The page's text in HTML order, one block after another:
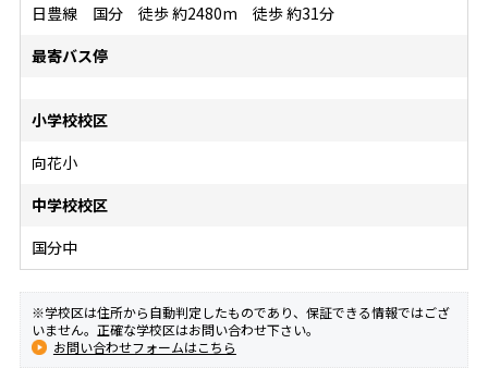
日豊線 国分 徒歩 約2480m 徒歩 約31分
最寄バス停
小学校校区
向花小
中学校校区
国分中
※学校区は住所から自動判定したものであり、保証できる情報ではござ
いません。正確な学校区はお問い合わせ下さい。
お問い合わせフォームはこちら